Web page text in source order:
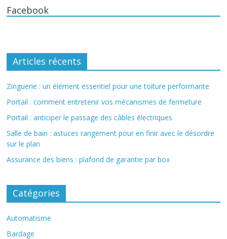
Facebook
Articles récents
Zinguerie : un élément essentiel pour une toiture performante
Portail : comment entretenir vos mécanismes de fermeture
Portail : anticiper le passage des câbles électriques
Salle de bain : astuces rangement pour en finir avec le désordre
sur le plan
Assurance des biens : plafond de garantie par box
Catégories
Automatisme
Bardage